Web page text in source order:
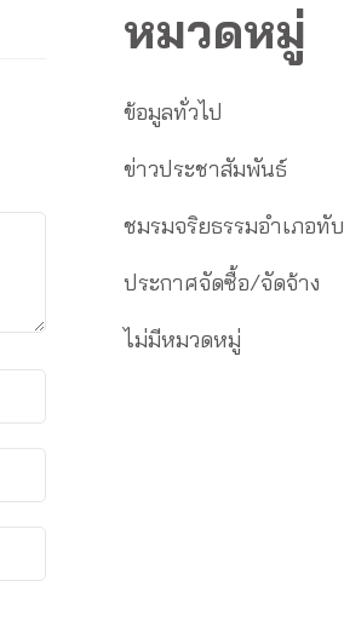
หมวดหมู่
ข้อมูลทั่วไป
ข่าวประชาสัมพันธ์
ชมรมจริยธรรมอำเภอทั
ประกาศจัดซื้อ/จัดจ้าง
ไม่มีหมวดหมู่